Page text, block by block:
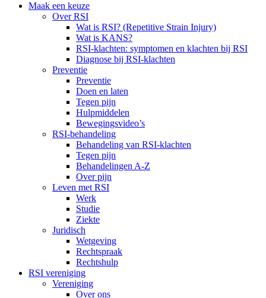
Maak een keuze
Over RSI
Wat is RSI? (Repetitive Strain Injury)
Wat is KANS?
RSI-klachten: symptomen en klachten bij RSI
Diagnose bij RSI-klachten
Preventie
Preventie
Doen en laten
Tegen pijn
Hulpmiddelen
Bewegingsvideo’s
RSI-behandeling
Behandeling van RSI-klachten
Tegen pijn
Behandelingen A-Z
Over pijn
Leven met RSI
Werk
Studie
Ziekte
Juridisch
Wetgeving
Rechtspraak
Rechtshulp
RSI vereniging
Vereniging
Over ons